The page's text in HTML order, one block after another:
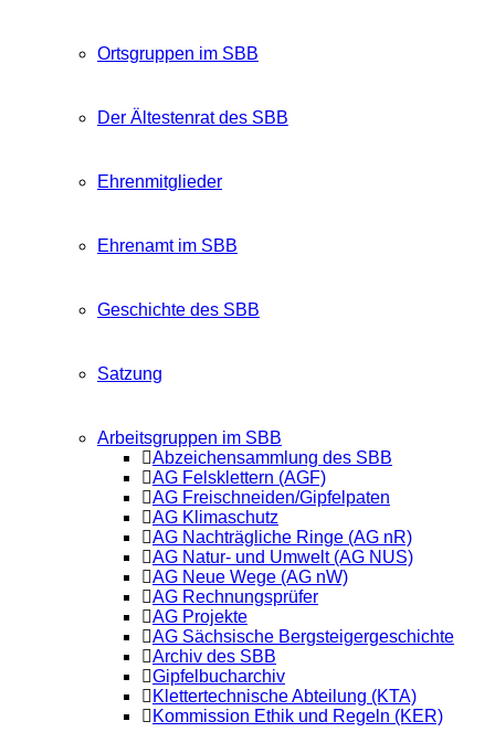
Ortsgruppen im SBB
Der Ältestenrat des SBB
Ehrenmitglieder
Ehrenamt im SBB
Geschichte des SBB
Satzung
Arbeitsgruppen im SBB
Abzeichensammlung des SBB
AG Felsklettern (AGF)
AG Freischneiden/Gipfelpaten
AG Klimaschutz
AG Nachträgliche Ringe (AG nR)
AG Natur- und Umwelt (AG NUS)
AG Neue Wege (AG nW)
AG Rechnungsprüfer
AG Projekte
AG Sächsische Bergsteigergeschichte
Archiv des SBB
Gipfelbucharchiv
Klettertechnische Abteilung (KTA)
Kommission Ethik und Regeln (KER)